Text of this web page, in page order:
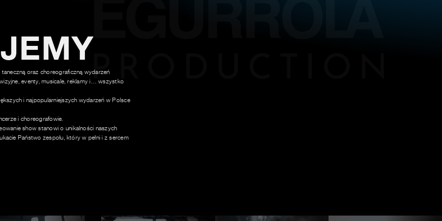
oraz choreograficzną wydarzeń
eventy, musicale, reklamy i… wszystko
i najpopularniejszych wydarzeń w Polsce
i choreografowie.
show stanowi o unikalności naszych
Państwo zespołu, który w pełni i z sercem